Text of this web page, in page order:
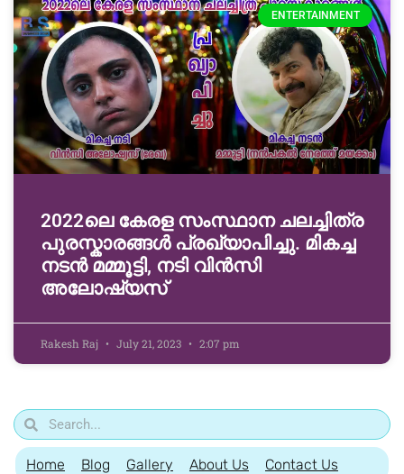
ENTERTAINMENT
2022ലെ കേരള സംസ്ഥാന ചലച്ചിത്ര
പുരസ്കാരങ്ങൾ പ്രഖ്യാപിച്ചു. മികച്ച
നടൻ മമ്മൂട്ടി, നടി വിൻസി
അലോഷ്യസ്
Rakesh Raj July 21, 2023 2:07 pm
Home Blog Gallery About Us Contact Us